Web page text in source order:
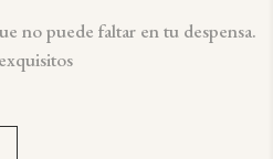
no puede faltar en tu despensa.